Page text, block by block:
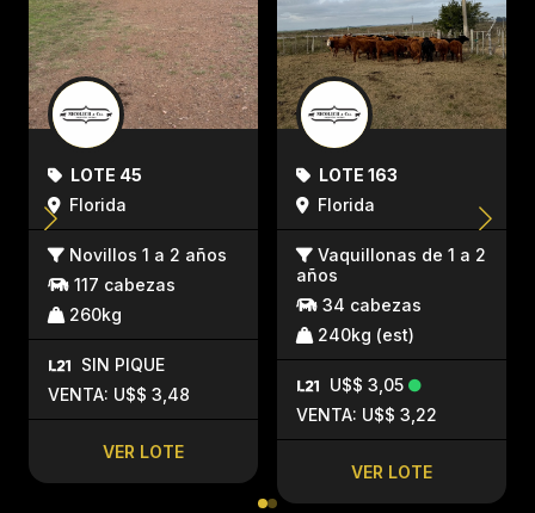
LOTE 45
Florida
Novillos 1 a 2 años
117 cabezas
260kg
SIN PIQUE
VENTA: U$$ 3,48
VER LOTE
LOTE 163
Florida
Vaquillonas de 1 a 2
años
34 cabezas
240kg (est)
U$$ 3,05
VENTA: U$$ 3,22
VER LOTE